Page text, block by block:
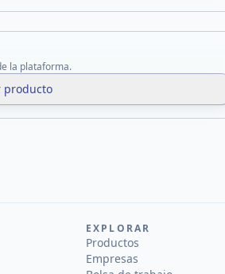
la plataforma.
producto
EXPLORAR
Productos
Empresas